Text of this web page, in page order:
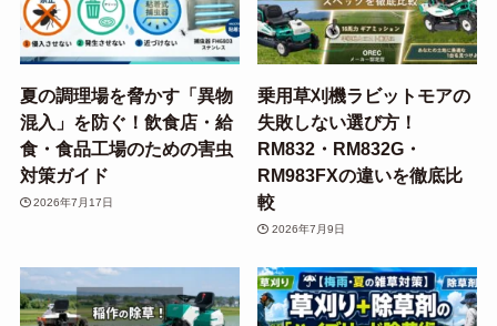
夏の調理場を脅かす「異物
混入」を防ぐ！飲食店・給
食・食品工場のための害虫
対策ガイド
2026年7月17日
乗用草刈機ラビットモアの
失敗しない選び方！
RM832・RM832G・
RM983FXの違いを徹底比
較
2026年7月9日